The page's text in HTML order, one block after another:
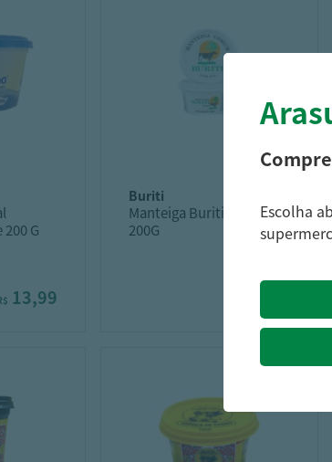
G
13,99
buriti
Manteiga Buriti Com Sal
200G
Escolha